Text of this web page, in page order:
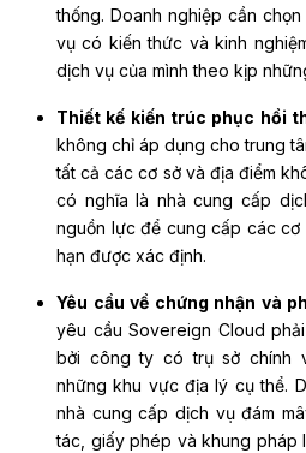
thống. Doanh nghiệp cần
vụ có kiến thức và kinh
dịch vụ của mình theo kịp
Thiết kế kiến trúc phục hồi
không chỉ áp dụng cho trung
tất cả các cơ sở và địa điểm
có nghĩa là nhà cung cấp
nguồn lực để cung cấp các
hạn được xác định.
Yêu cầu về chứng nhận và
yêu cầu Sovereign Cloud
bởi công ty có trụ sở chính
những khu vực địa lý cụ thể.
nhà cung cấp dịch vụ đám
tác, giấy phép và khung pháp